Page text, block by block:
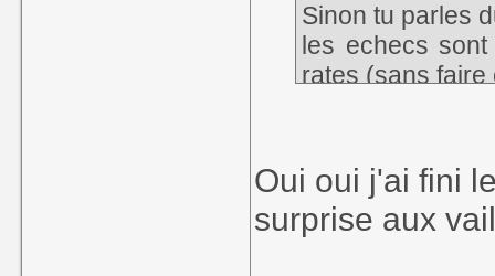
Sinon tu parles
les echecs
rates (sans faire
Oui oui j'ai fini
surprise aux